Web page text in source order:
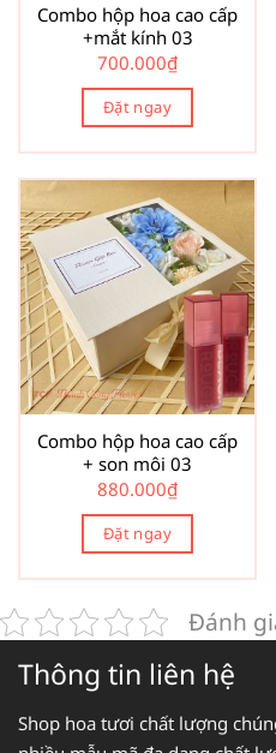
Combo hộp hoa cao cấp
+mắt kính 03
700.000₫
Đặt ngay
Combo hộp hoa cao cấp
+ son môi 03
880.000₫
Đặt ngay
Đánh
Thông tin liên hệ
Shop hoa tươi chất lượng